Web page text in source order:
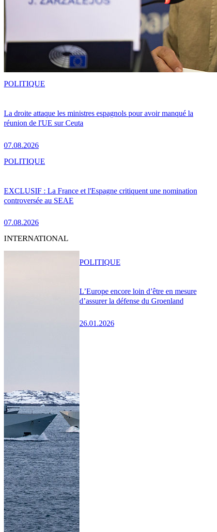
La droite attaque les ministres espagnols pour avoir manqué la
réunion de l'UE sur Ceuta
07.08.2026
POLITIQUE
EXCLUSIF : La France et l'Espagne critiquent une nomination
controversée au SEAE
07.08.2026
POLITIQUE
INTERNATIONAL
L’Europe encore loin d’être en mesure
d’assurer la défense du Groenland
26.01.2026
POLITIQUE